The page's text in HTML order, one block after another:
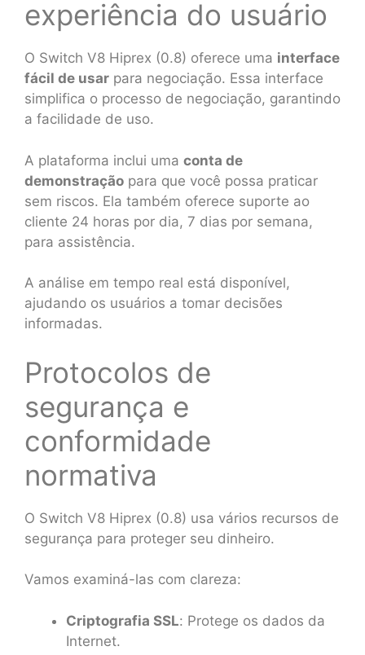
experiência do usuário
O Switch V8 Hiprex (0.8) oferece uma interface
fácil de usar para negociação. Essa interface
simplifica o processo de negociação, garantindo
a facilidade de uso.
A plataforma inclui uma conta de
demonstração para que você possa praticar
sem riscos. Ela também oferece suporte ao
cliente 24 horas por dia, 7 dias por semana,
para assistência.
A análise em tempo real está disponível,
ajudando os usuários a tomar decisões
informadas.
Protocolos de
segurança e
conformidade
normativa
O Switch V8 Hiprex (0.8) usa vários recursos de
segurança para proteger seu dinheiro.
Vamos examiná-las com clareza:
Criptografia SSL: Protege os dados da
Internet.